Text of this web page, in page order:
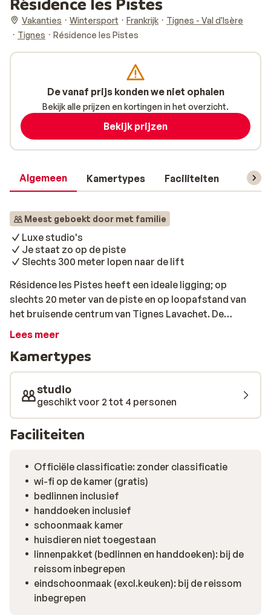
Vakanties Wintersport Frankrijk
Tignes - Val d'Isère
Tignes
Résidence les Pistes
Algemeen Kamertypes Faciliteiten
Meest geboekt door met familie
Luxe studio's
Je staat zo op de piste
Slechts 300 meter lopen naar de lift
Résidence les Pistes heeft een ideale ligging; op
slechts 20 meter van de piste en op loopafstand van
het bruisende centrum van Tignes Lavachet. De
studio’s zijn modern ingericht en hebben allemaal een
winterzonnetje en met een beetje geluk, uitzicht over
de pistes.
Lees meer
Kamertypes
studio
geschikt voor 2 tot 4 personen
Faciliteiten
Officiële classificatie: zonder classificatie
wi-fi op de kamer (gratis)
bedlinnen inclusief
handdoeken inclusief
schoonmaak kamer
huisdieren niet toegestaan
linnenpakket (bedlinnen en handdoeken): bij de
reissom inbegrepen
eindschoonmaak (excl.keuken): bij de reissom
inbegrepen
De vanaf prijs konden we niet ophalen
Bekijk alle prijzen en kortingen in het overzicht.
Bekijk prijzen